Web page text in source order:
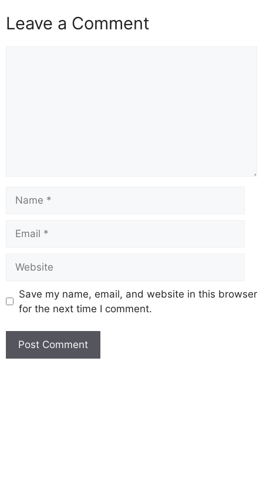
Leave a Comment
Save my name, email, and website in this browser
for the next time I comment.